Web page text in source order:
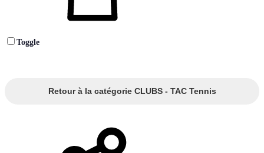
Toggle
Retour à la catégorie CLUBS - TAC Tennis